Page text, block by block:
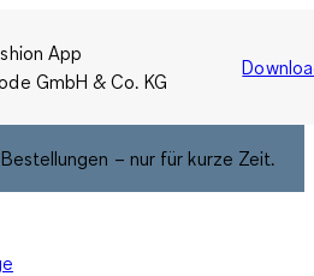
App
GmbH & Co. KG
– nur für kurze Zeit.